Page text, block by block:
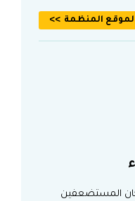
لموقع المنظمة
المستضعفين